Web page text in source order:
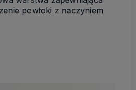
powłoki z naczyniem